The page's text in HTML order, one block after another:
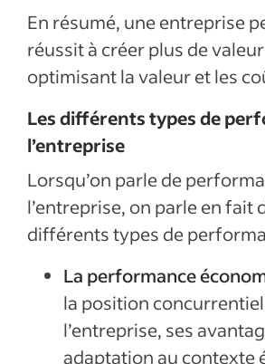
En résumé, une entreprise
réussit à créer plus de
optimisant la valeur et les
Les différents types de
l’entreprise
Lorsqu’on parle de
l’entreprise, on parle en fait
différents types de
La performance
la position
l’entreprise, ses
adaptation au contexte